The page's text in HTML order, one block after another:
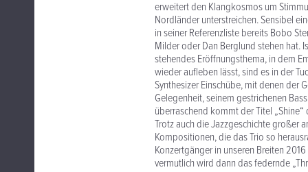
erweitert den Klangkosmos um
Nordländer unterstreichen. Sensibel
in seiner Referenzliste bereits Bobo
Milder oder Dan Berglund stehen hat.
stehendes Eröffnungsthema, in dem
wieder aufleben lässt, sind es in der
Synthesizer Einschübe, mit denen der
Gelegenheit, seinem gestrichenen
überraschend kommt der Titel
Trotz auch die Jazzgeschichte großer
Kompositionen, die das Trio so
Konzertgänger in unseren Breiten
vermutlich wird dann das federnde